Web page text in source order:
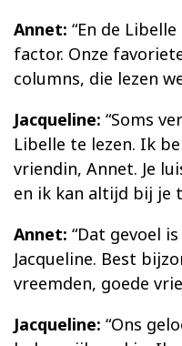
Annet: “En de
factor. Onze
columns, die lezen
Jacqueline: “Soms
Libelle te lezen. Ik
vriendin, Annet. Je
en ik kan altijd bij je
Annet: “Dat gevoel
Jacqueline. Best
vreemden, goede
Jacqueline: “Ons